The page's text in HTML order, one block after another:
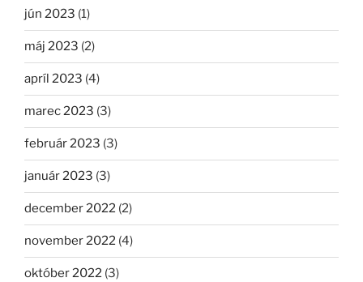
jún 2023 (1)
máj 2023 (2)
apríl 2023 (4)
marec 2023 (3)
február 2023 (3)
január 2023 (3)
december 2022 (2)
november 2022 (4)
október 2022 (3)